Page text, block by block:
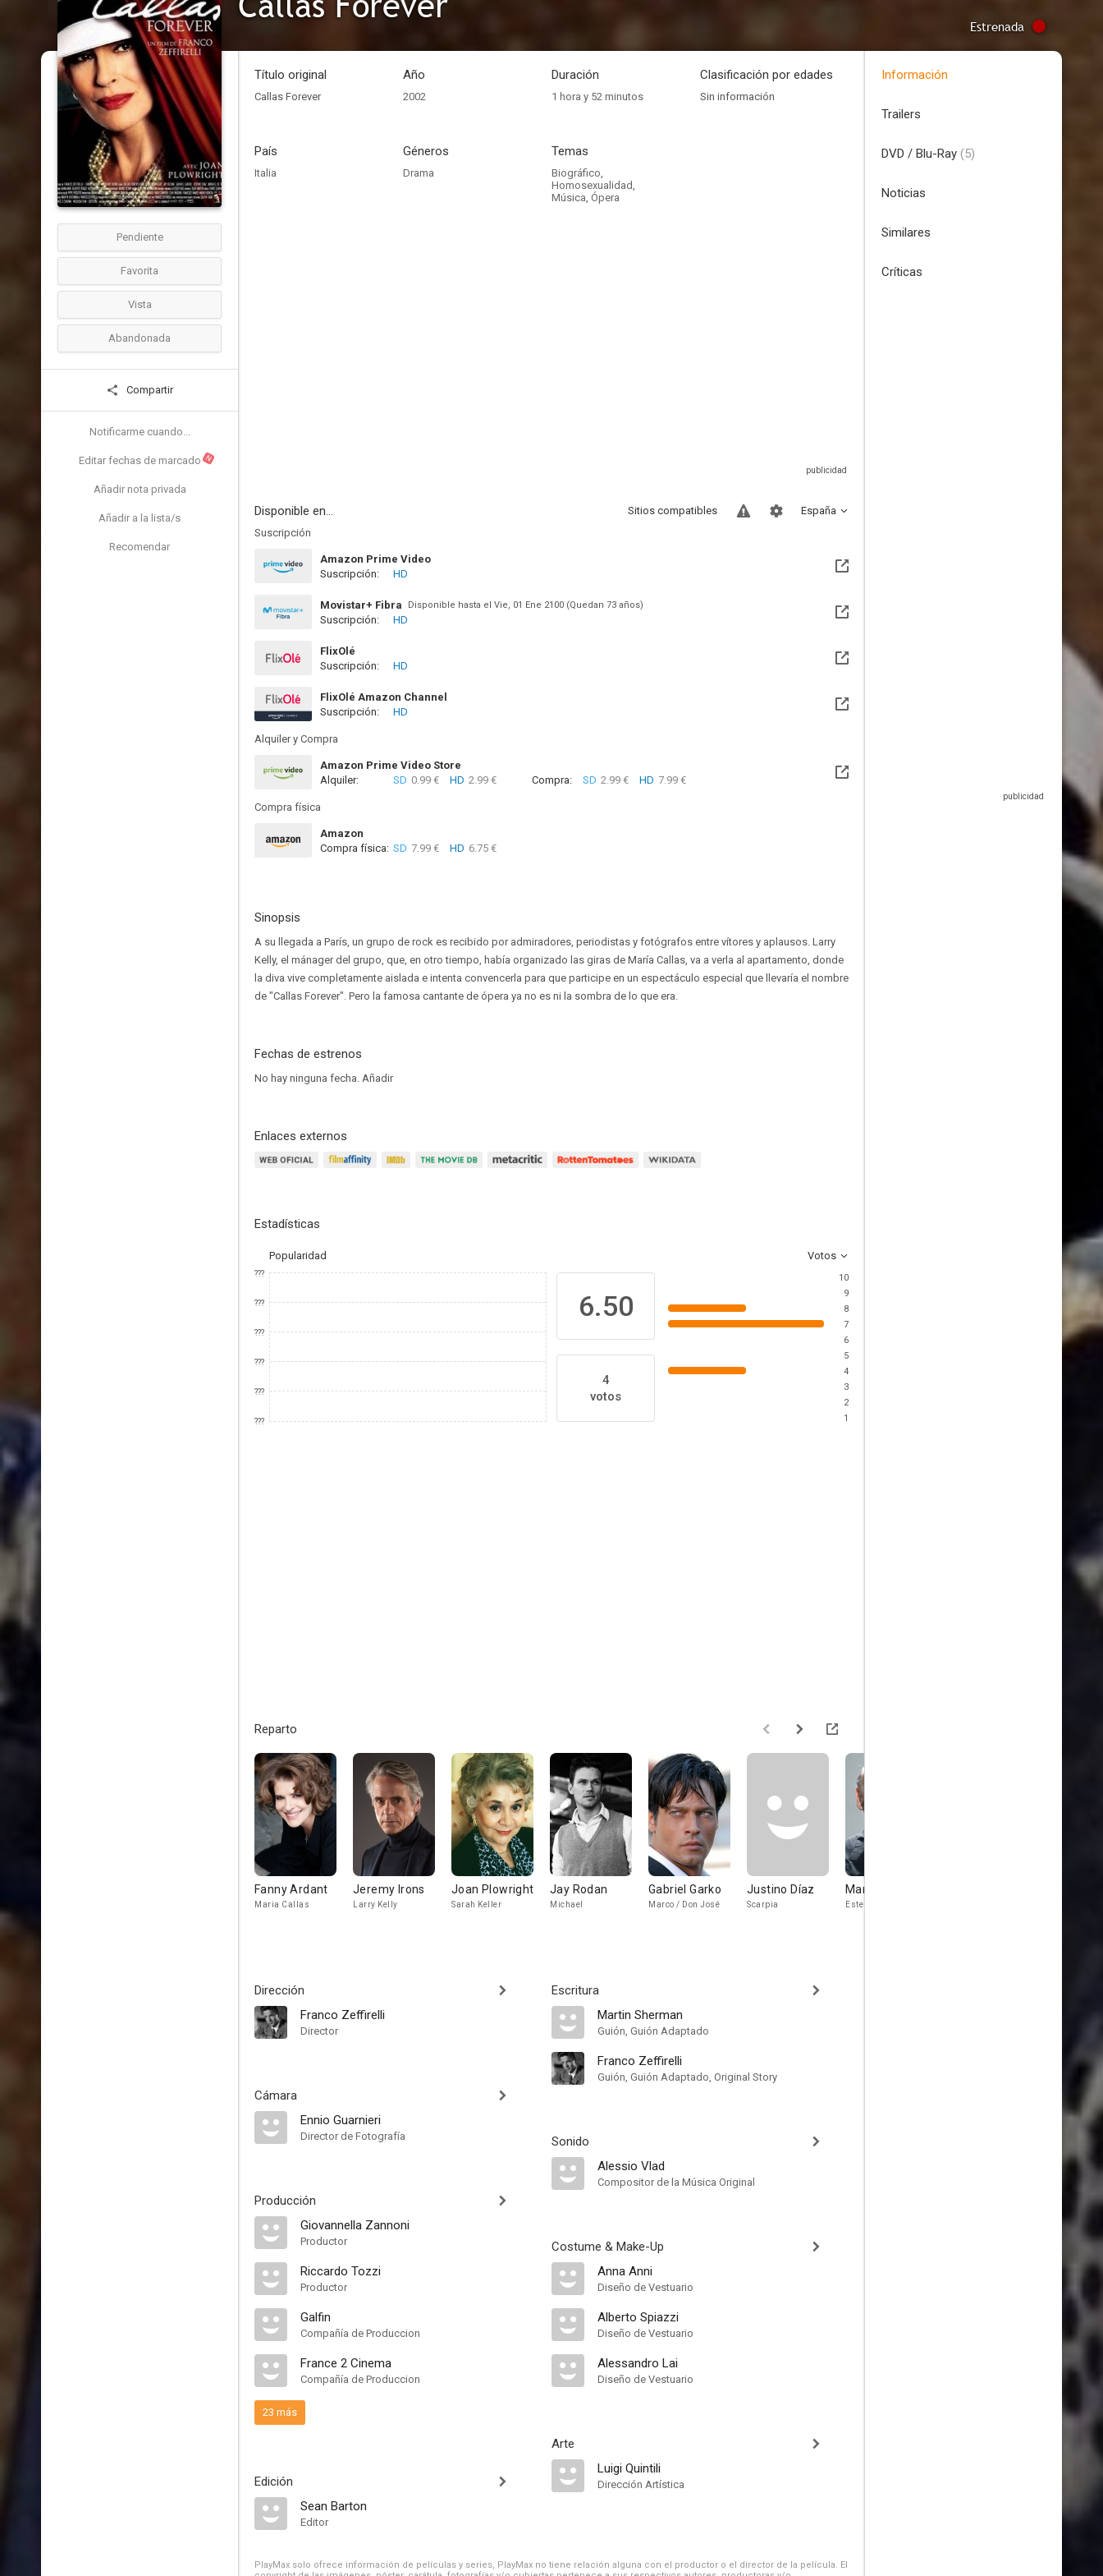
Estrenada
Pendiente
Favorita
Vista
Abandonada
Compartir
Notificarme cuando...
Editar fechas de marcado N
Añadir nota privada
Añadir a la lista/s
Recomendar
Título original
Callas Forever
Año
2002
Duración
1 hora y 52 minutos
Clasificación por edades
Sin información
País
Italia
Géneros
Drama
Temas
Biográfico,
Homosexualidad,
Música, Ópera
Disponible en... España
Sitios compatibles
Suscripción
Amazon Prime Video
Suscripción:
HD
Movistar+ Fibra Disponible hasta el Vie, 01 Ene 2100 (Quedan 73 años)
Suscripción: HD
FlixOlé
Suscripción:
HD
FlixOlé Amazon Channel
Suscripción:
HD
Alquiler y Compra
Amazon Prime Video Store
Alquiler:
SD 0.99 € HD 2.99 € Compra: SD 2.99 € HD 7.99 €
Compra física
Amazon
Compra física: SD 7.99 € HD 6.75 €
Sinopsis
A su llegada a París, un grupo de rock es recibido por admiradores, periodistas y fotógrafos entre vítores y aplausos. Larry
Kelly, el mánager del grupo, que, en otro tiempo, había organizado las giras de María Callas, va a verla al apartamento, donde
la diva vive completamente aislada e intenta convencerla para que participe en un espectáculo especial que llevaría el nombre
de "Callas Forever". Pero la famosa cantante de ópera ya no es ni la sombra de lo que era.
Fechas de estrenos
No hay ninguna fecha. Añadir
Enlaces externos
Estadísticas
Popularidad Votos
???
???
???
???
???
???
6.50
4
votos
10
9
8
7
6
5
4
3
2
1
Reparto
Fanny Ardant
Maria Callas
Jeremy Irons
Larry Kelly
Joan Plowright
Sarah Keller
Jay Rodan
Michael
Gabriel Garko
Marco / Don José
Justino Díaz
Scarpia
Manuel de Blas
Esteban Gomez
Dirección
Franco Zeffirelli
Director
Cámara
Ennio Guarnieri
Director de Fotografía
Producción
Giovannella Zannoni
Productor
Riccardo Tozzi
Productor
Galfin
Compañía de Produccion
France 2 Cinema
Compañía de Produccion
23 más
Edición
Sean Barton
Editor
Escritura
Martin Sherman
Guión, Guión Adaptado
Franco Zeffirelli
Guión, Guión Adaptado, Original Story
Sonido
Alessio Vlad
Compositor de la Música Original
Costume & Make-Up
Anna Anni
Diseño de Vestuario
Alberto Spiazzi
Diseño de Vestuario
Alessandro Lai
Diseño de Vestuario
Arte
Luigi Quintili
Dirección Artística
PlayMax solo ofrece información de películas y series, PlayMax no tiene relación alguna con el productor o el director de la película. El
Información
Trailers
DVD / Blu-Ray (5)
Noticias
Similares
Críticas